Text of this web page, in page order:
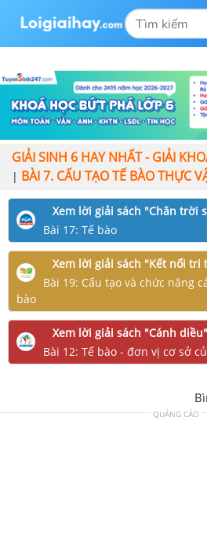
GIẢI SINH 6 HAY NHẤT - GIẢI
| BÀI 7. CẤU TẠO TẾ BÀO THỰC
Xem lời giải sách "Chân trời
Bài 17: Tế bào
Xem lời giải sách "Kết nối tri
Bài 19: Cấu tạo và chức năng
bào
Xem lời giải sách "Cánh diều"
Bài 12: Tế bào - đơn vị cơ sở
QUẢNG CÁO